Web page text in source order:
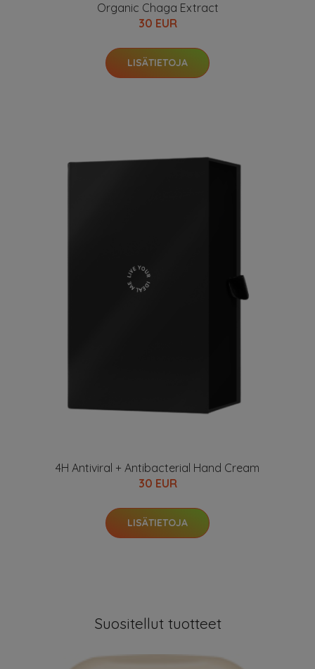
Organic Chaga Extract
30 EUR
LISÄTIETOJA
4H Antiviral + Antibacterial Hand Cream
30 EUR
LISÄTIETOJA
Suositellut tuotteet